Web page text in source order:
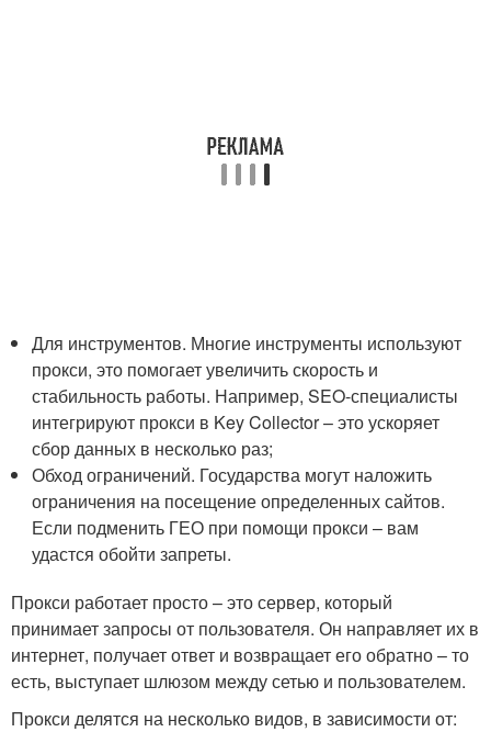
Для инструментов. Многие инструменты используют
прокси, это помогает увеличить скорость и
стабильность работы. Например, SEO-специалисты
интегрируют прокси в Key Collector – это ускоряет
сбор данных в несколько раз;
Обход ограничений. Государства могут наложить
ограничения на посещение определенных сайтов.
Если подменить ГЕО при помощи прокси – вам
удастся обойти запреты.
Прокси работает просто – это сервер, который
принимает запросы от пользователя. Он направляет их в
интернет, получает ответ и возвращает его обратно – то
есть, выступает шлюзом между сетью и пользователем.
Прокси делятся на несколько видов, в зависимости от: